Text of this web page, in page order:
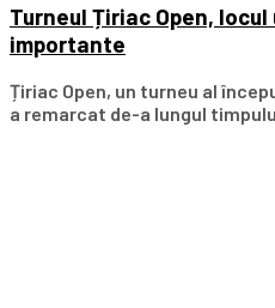
Turneul Țiriac Open,
importante
Țiriac Open, un turneu al
a remarcat de-a lungul